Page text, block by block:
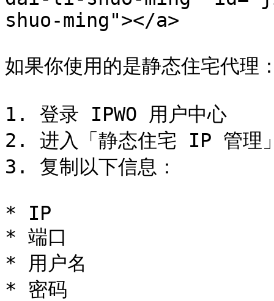
shuo-ming"></a>
如果你使用的是静态住宅代理
1. 登录 IPWO 用户中心
2. 进入「静态住宅 IP 管理
3. 复制以下信息：
* IP
* 端口
* 用户名
* 密码